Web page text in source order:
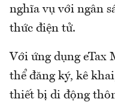
nghĩa vụ với ngân
thức điện tử.
Với ứng dụng eTax
thể đăng ký, kê
thiết bị di động